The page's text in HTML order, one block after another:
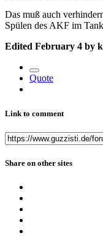
Das muß auch
Spülen des AKF im
Edited February 4 by
Quote
Link to comment
Share on other sites